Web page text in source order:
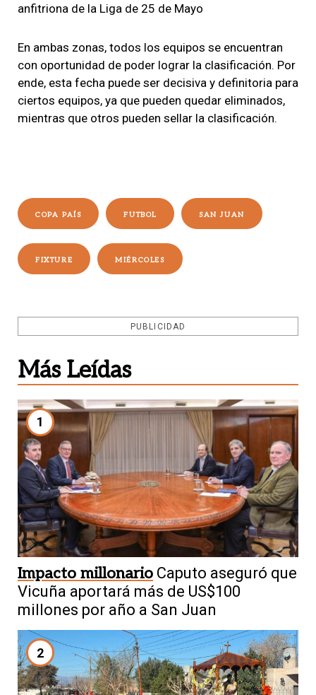
anfitriona de la Liga de 25 de Mayo
En ambas zonas, todos los equipos se encuentran
con oportunidad de poder lograr la clasificación. Por
ende, esta fecha puede ser decisiva y definitoria para
ciertos equipos, ya que pueden quedar eliminados,
mientras que otros pueden sellar la clasificación.
COPA PAÍS FUTBOL SAN JUAN
FIXTURE MIÉRCOLES
PUBLICIDAD
Más Leídas
1
Impacto millonario Caputo aseguró que
Vicuña aportará más de US$100
millones por año a San Juan
2